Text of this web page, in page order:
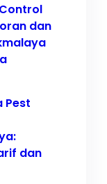
dan
Pest
dan